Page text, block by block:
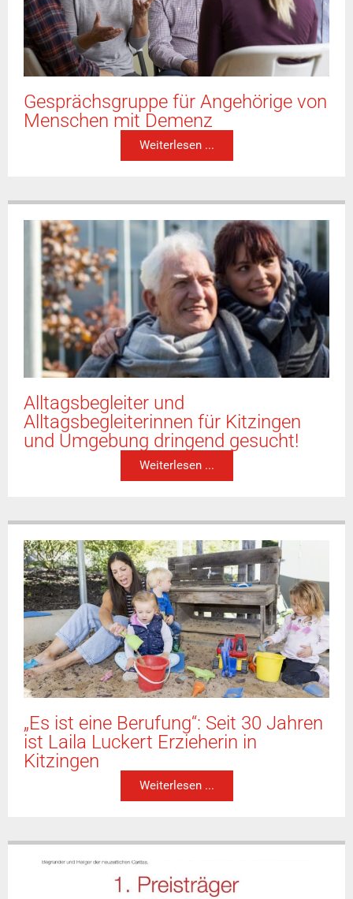
Gesprächsgruppe für Angehörige von
Menschen mit Demenz
Weiterlesen ...
Alltagsbegleiter und
Alltagsbegleiterinnen für Kitzingen
und Umgebung dringend gesucht!
Weiterlesen ...
„Es ist eine Berufung“: Seit 30 Jahren
ist Laila Luckert Erzieherin in
Kitzingen
Weiterlesen ...